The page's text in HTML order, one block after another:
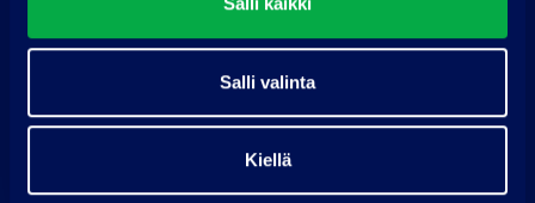
Salli valinta
Kiellä
Petikontie 12